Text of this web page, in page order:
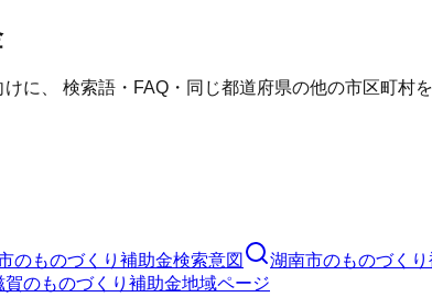
けに、 検索語・FAQ・同じ都道府県の他の市区町村
のものづくり補助金検索意図 湖南市のものづく
賀のものづくり補助金地域ページ